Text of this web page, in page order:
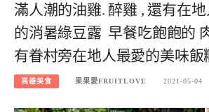
滿人潮的油雞. 醉雞 , 還有在
的消暑綠豆露 早餐吃飽飽的
有眷村旁在地人最愛的美味飯
高雄美食 果果愛FRUITLOVE 2021-05-04